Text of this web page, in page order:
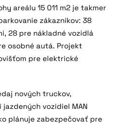
areálu 15 011 m2 je takmer
zákazníkov: 38
28 pre nákladné vozidlá
osobné autá. Projekt
pre elektrické
nových truckov,
vozidiel MAN
plánuje zabezpečovať pre